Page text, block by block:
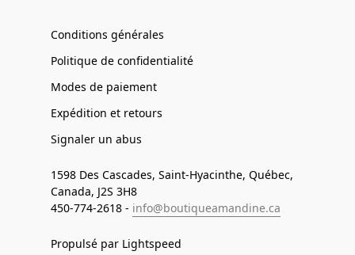
Conditions générales
Politique de confidentialité
Modes de paiement
Expédition et retours
Signaler un abus
1598 Des Cascades, Saint-Hyacinthe, Québec,
Canada, J2S 3H8
450-774-2618 - info@boutiqueamandine.ca
Propulsé par Lightspeed